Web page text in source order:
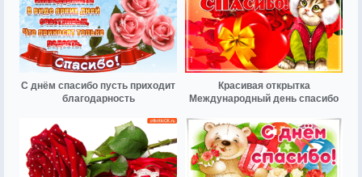
С днём спасибо пусть приходит
благодарность
Красивая открытка
Международный день спасибо